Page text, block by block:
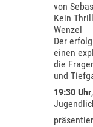
von
Kein
Wenzel
Der
einen
die
und
19:30 Uhr,